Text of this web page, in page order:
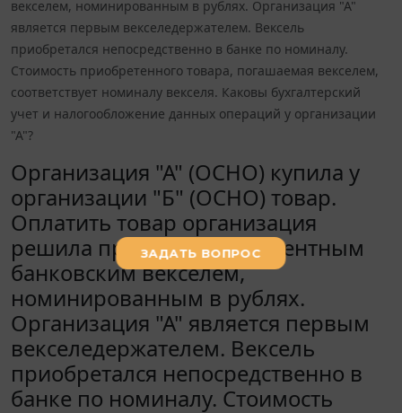
векселем, номинированным в рублях. Организация "А"
является первым векселедержателем. Вексель
приобретался непосредственно в банке по номиналу.
Стоимость приобретенного товара, погашаемая векселем,
соответствует номиналу векселя. Каковы бухгалтерский
учет и налогообложение данных операций у организации
"А"?
Организация "А" (ОСНО) купила у
организации "Б" (ОСНО) товар.
Оплатить товар организация
решила простым беспроцентным
банковским векселем,
номинированным в рублях.
Организация "А" является первым
векселедержателем. Вексель
приобретался непосредственно в
банке по номиналу. Стоимость